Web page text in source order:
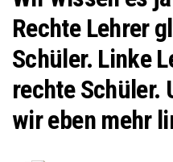
Rechte Lehrer
Schüler. Linke
rechte Schüler.
wir eben mehr